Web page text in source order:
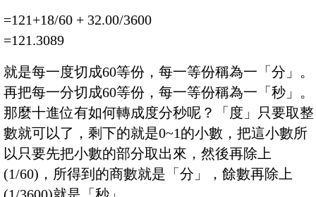
=121+18/60 + 32.00/3600
=121.3089
就是每一度切成60等份，每一等份稱為一「分」。
再把每一分切成60等份，每一等份稱為一「秒」。
那麼十進位有如何轉成度分秒呢？「度」只要取整
數就可以了，剩下的就是0~1的小數，把這小數所
以只要先把小數的部分取出來，然後再除上
(1/60)，所得到的商數就是「分」，餘數再除上